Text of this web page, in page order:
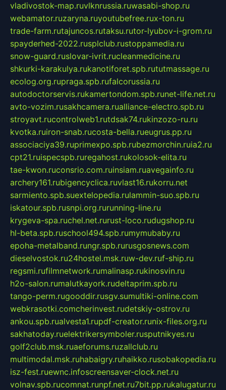
vladivostok-map.ruvlknrussia.ruwasabi-shop.ru
webamator.ruzaryna.ruyoutubefree.rux-ton.ru
trade-farm.rutajuncos.rutaksu.rutor-lyubov-i-grom.ru
spayderhed-2022.rusplclub.rustoppamedia.ru
snow-guard.ruslovar-ivrit.rucleanmedicine.ru
shkurki-karakulya.rukanotiforet.spb.rututmassage.ru
ecolog.org.rupraga.spb.rufalcorussia.ru
autodoctorservis.rukamertondom.spb.runet-life.net.ru
avto-vozim.rusakhcamera.rualliance-electro.spb.ru
stroyavt.rucontrolweb1.rutdsak74.rukinzozo-ru.ru
kvotka.ruiron-snab.rucosta-bella.rueugrus.pp.ru
associaciya39.ruprimexpo.spb.rubezmorchin.ruia2.ru
cpt21.ruispecspb.ruregahost.rukolosok-elita.ru
tae-kwon.ruconsrio.com.ruinsiam.ruavegainfo.ru
archery161.rubigencyclica.ruvlast16.rukorru.net
sarmiento.spb.suextelopedia.rulammin-suo.spb.ru
iskatour.spb.rusnpi.org.rurunning-line.ru
krygeva-spa.ruchel.net.rurust-loco.rudugshop.ru
hl-beta.spb.ruschool494.spb.rumymubaby.ru
epoha-metalband.rungr.spb.rurusgosnews.com
dieselvostok.ru24hostel.msk.ruw-dev.ruf-ship.ru
regsmi.rufilmnetwork.rumalinasp.rukinosvin.ru
h2o-salon.rumalutkayork.rudeltaprim.spb.ru
tango-perm.rugooddir.rusgv.sumultiki-online.com
webkrasotki.comcherinvest.rudetskiy-ostrov.ru
ankou.spb.rualvesta1.rupdf-creator.runix-files.org.ru
sakhatoday.ruelektrikersymboler.rusputnikyes.ru
golf2club.msk.ruaeforums.ruzallclub.ru
multimodal.msk.ruhabaigry.ruhaikko.rusobakopedia.ru
isz-fest.ruewnc.infoscreensaver-clock.net.ru
volnav.spb.rucomnat.runpf.net.ru7bit.pp.rukalugatur.ru